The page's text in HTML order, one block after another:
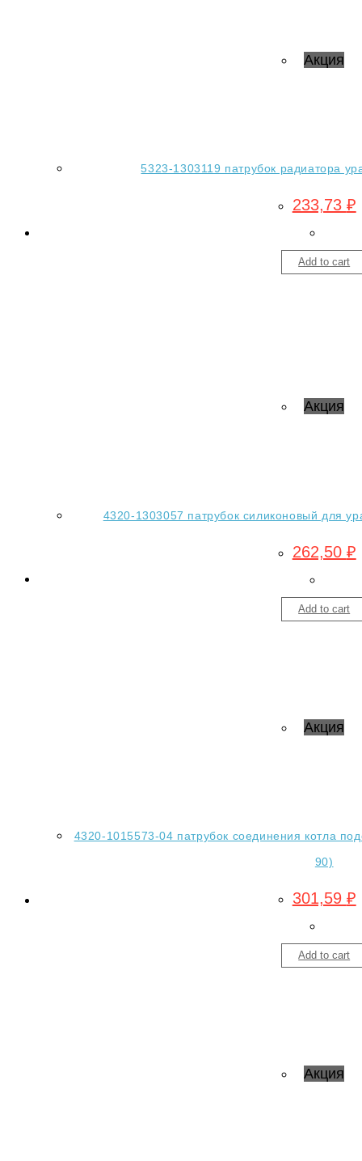
Акция
5323-1303119 патрубок радиатора
233,73 ₽
Add to cart
Акция
4320-1303057 патрубок силиконовый для
262,50 ₽
Add to cart
Акция
4320-1015573-04 патрубок соединения котла
90)
301,59 ₽
Add to cart
Акция